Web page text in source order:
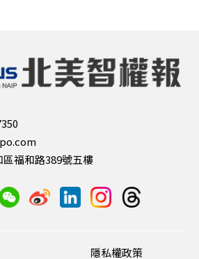
區福和路389號五樓
隱私權政策